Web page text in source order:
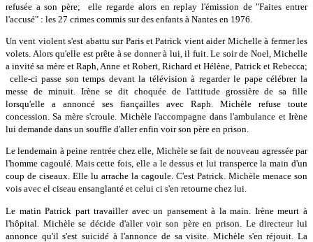
refusée a son père; elle regarde alors en replay l'émission de "Faites entrer
l'accusé" : les 27 crimes commis sur des enfants à Nantes en 1976.
Un vent violent s'est abattu sur Paris et Patrick vient aider Michelle à fermer les
volets. Alors qu'elle est prête à se donner à lui, il fuit. Le soir de Noel, Michelle
a invité sa mère et Raph, Anne et Robert, Richard et Hélène, Patrick et Rebecca;
celle-ci passe son temps devant la télévision à regarder le pape célébrer la
messe de minuit. Irène se dit choquée de l'attitude grossière de sa fille
lorsqu'elle a annoncé ses fiançailles avec Raph. Michèle refuse toute
concession. Sa mère s'croule. Michèle l'accompagne dans l'ambulance et Irène
lui demande dans un souffle d'aller enfin voir son père en prison.
Le lendemain à peine rentrée chez elle, Michèle se fait de nouveau agressée par
l'homme cagoulé. Mais cette fois, elle a le dessus et lui transperce la main d'un
coup de ciseaux. Elle lu arrache la cagoule. C'est Patrick. Michèle menace son
vois avec el ciseau ensanglanté et celui ci s'en retourne chez lui.
Le matin Patrick part travailler avec un pansement à la main. Irène meurt à
l'hôpital. Michèle se décide d'aller voir son père en prison. Le directeur lui
annonce qu'il s'est suicidé à l'annonce de sa visite. Michèle s'en réjouit. La